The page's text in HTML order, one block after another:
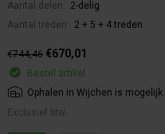
Aantal delen:
2-delig
Aantal treden:
2 + 5 + 4 treden
€744,46 €670,01
Bestel artikel.
Ophalen in Wijchen is mogelijk.
Exclusief btw.